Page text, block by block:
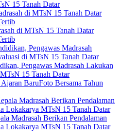
15 Tanah Datar
di MTsN 15 Tanah Datar
Pengawas Madrasah Lakukan
15 Tanah Datar
Foto Bersama Tahun
Madrasah Berikan Pendalaman
Lokakarya MTsN 15 Tanah Datar